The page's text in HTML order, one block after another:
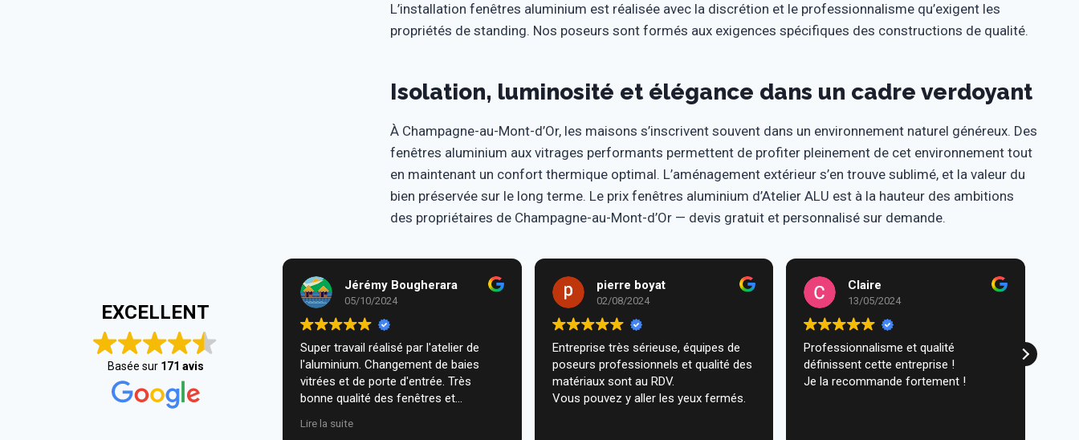
L’installation fenêtres aluminium est réalisée avec la discrétion et le professionnalisme qu’exigent les
propriétés de standing. Nos poseurs sont formés aux exigences spécifiques des constructions de qualité.
Isolation, luminosité et élégance dans un cadre verdoyant
À Champagne-au-Mont-d’Or, les maisons s’inscrivent souvent dans un environnement naturel généreux. Des
fenêtres aluminium aux vitrages performants permettent de profiter pleinement de cet environnement tout
en maintenant un confort thermique optimal. L’aménagement extérieur s’en trouve sublimé, et la valeur du
bien préservée sur le long terme. Le prix fenêtres aluminium d’Atelier ALU est à la hauteur des ambitions
des propriétaires de Champagne-au-Mont-d’Or — devis gratuit et personnalisé sur demande.
EXCELLENT
Basée sur 171 avis
Jérémy Bougherara
05/10/2024
Super travail réalisé par l'atelier de
l'aluminium. Changement de baies
vitrées et de porte d'entrée. Très
bonne qualité des fenêtres et
nous. Je recommande vivement.
Lire la suite
pierre boyat
02/08/2024
Entreprise très sérieuse, équipes de
poseurs professionnels et qualité des
matériaux sont au RDV.
Vous pouvez y aller les yeux fermés.
Claire
13/05/2024
Professionnalisme et qualité
définissent cette entreprise !
Je la recommande fortement !